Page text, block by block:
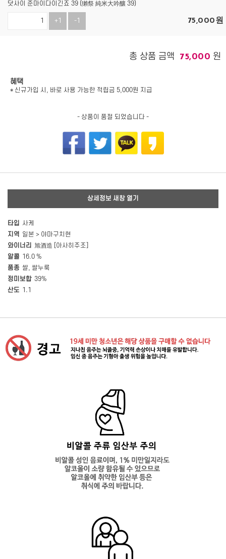
닷사이 준마이다이긴죠 39 (獺祭 純米大吟釀 39)
+1 -1 75,000원
총 상품 금액 75,000 원
혜택
* 신규가입 시, 바로 사용 가능한 적립금 5,000원 지급
- 상품이 품절 되었습니다 -
상세정보 새창 열기
타입 사케
지역 일본 > 야마구치현
와이너리 旭酒造 [아사히주조]
알콜 16.0 %
품종 쌀, 쌀누룩
정미보합 39%
산도 1.1